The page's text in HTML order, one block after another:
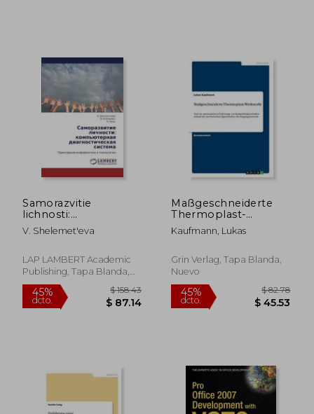
45%
dcto.
40%
dcto.
Samorazvitie
lichnosti:
komp'yuternaya
diagnosticheskaya
informatika v
psikhologii
V. Shelemet'eva
LAP LAMBERT Academic
Publishing, Tapa Blanda,
Nuevo
Maßgeschneiderte
Thermoplast-
Werkstoffe: Tool zur
automatisierten
Kompositeigenschaften
anhand der
Eigenschaften des
Ausga (en Alemán)
Kaufmann, Lukas
Grin Verlag, Tapa Blanda,
Nuevo